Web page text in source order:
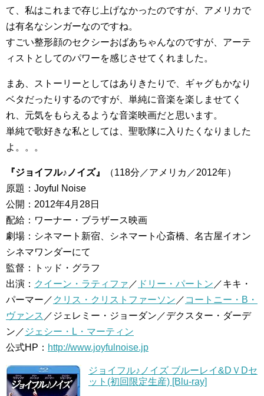
て、私はこれまで存じ上げなかったのですが、アメリカで
は有名なシンガーなのですね。
すごい整形顔のセクシーおばあちゃんなのですが、アーテ
ィストとしてのパワーを感じさせてくれました。
まあ、ストーリーとしてはありきたりで、ギャグもかなり
ベタだったりするのですが、単純に音楽を楽しませてく
れ、元気をもらえるような音楽映画だと思います。
単純で歌好きな私としては、聖歌隊に入りたくなりました
よ。。。
『ジョイフル♪ノイズ』
（118分／アメリカ／2012年）
原題：Joyful Noise
公開：2012年4月28日
配給：ワーナー・ブラザース映画
劇場：シネマート新宿、シネマート心斎橋、名古屋イオン
シネマワンダーにて
監督：トッド・グラフ
出演： クイーン・ラティファ ／ ドリー・パートン ／キキ・
パーマー／ クリス・クリストファーソン ／ コートニー・B・
ヴァンス ／ジェレミー・ジョーダン／デクスター・ダーデ
ン／ ジェシー・L・マーティン
公式HP： http://www.joyfulnoise.jp
ジョイフル♪ノイズ ブルーレイ&DＶDセ
ット(初回限定生産) [Blu-ray]